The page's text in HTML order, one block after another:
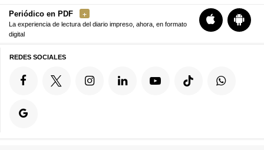
Periódico en PDF
La experiencia de lectura del diario impreso, ahora, en formato
digital
REDES SOCIALES